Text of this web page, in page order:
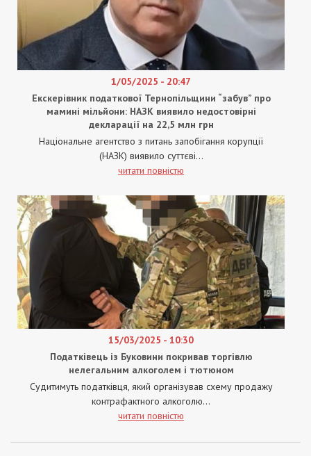
1/05/2025 - 20:47
Екскерівник податкової Тернопільщини “забув” про
мамині мільйони: НАЗК виявило недостовірні
декларації на 22,5 млн грн
Національне агентство з питань запобігання корупції
(НАЗК) виявило суттєві...
читати повністю
15/03/2025 - 10:30
Податківець із Буковини покривав торгівлю
нелегальним алкоголем і тютюном
Судитимуть податківця, який організував схему продажу
контрафактного алкоголю...
читати повністю